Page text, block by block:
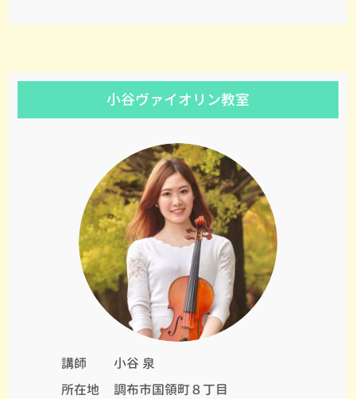
小谷ヴァイオリン教室
講師
小谷 泉
所在地
調布市国領町８丁目